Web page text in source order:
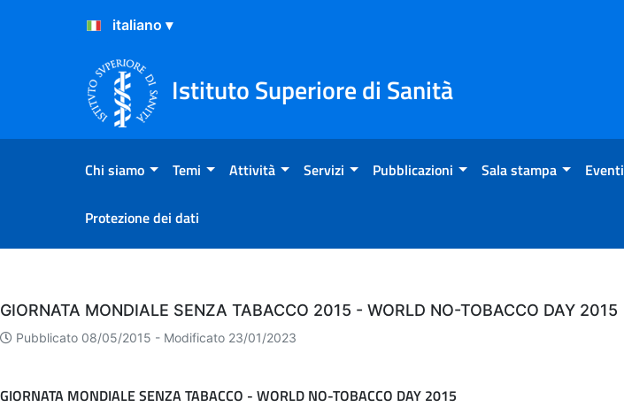
Salta al Contenuto
Salta al Footer
Istituto Superiore di Sanità
Chi siamo Temi Attività Servizi Pubblicazioni Sala stampa Eventi
Protezione dei dati
Eventi
GIORNATA MONDIALE SENZA TABACCO 2015 - WORLD NO-TOBACCO DAY 2015
Pubblicato 08/05/2015 - Modificato 23/01/2023
GIORNATA MONDIALE SENZA TABACCO - WORLD NO-TOBACCO DAY 2015